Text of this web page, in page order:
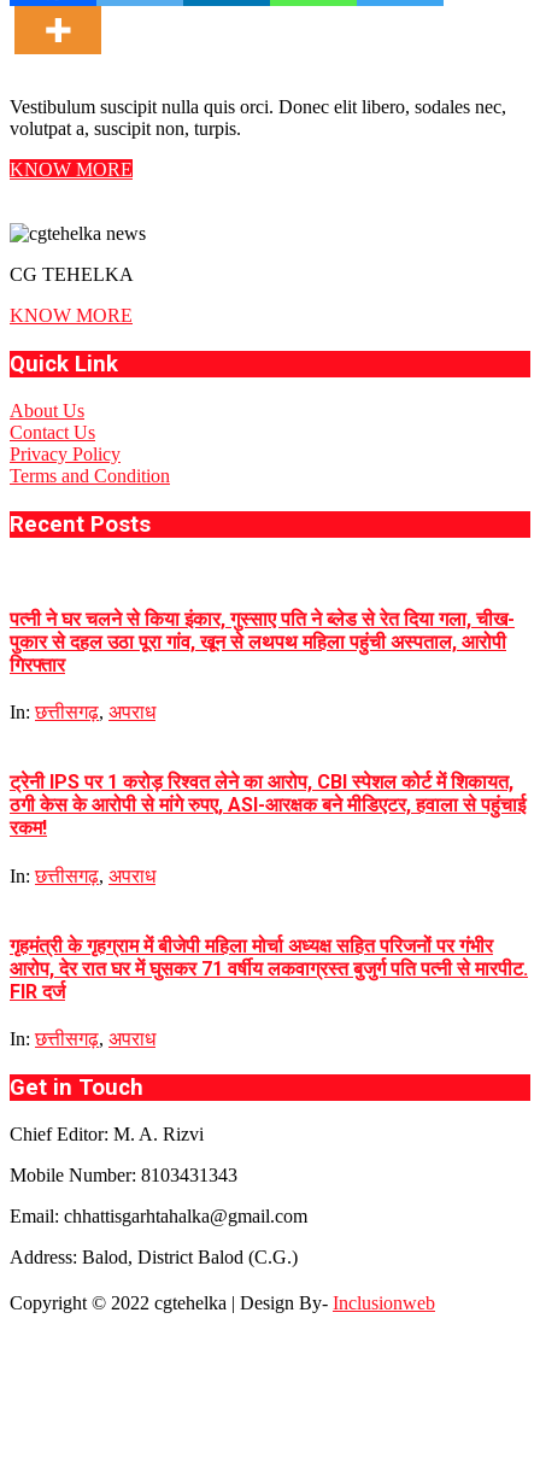
Vestibulum suscipit nulla quis orci. Donec elit libero, sodales nec,
volutpat a, suscipit non, turpis.
KNOW MORE
CG TEHELKA
KNOW MORE
Quick Link
About Us
Contact Us
Privacy Policy
Terms and Condition
Recent Posts
पत्नी ने घर चलने से किया इंकार, गुस्साए पति ने ब्लेड से रेत दिया गला, चीख-
पुकार से दहल उठा पूरा गांव, खून से लथपथ महिला पहुंची अस्पताल, आरोपी
गिरफ्तार
In: छत्तीसगढ़, अपराध
ट्रेनी IPS पर 1 करोड़ रिश्वत लेने का आरोप, CBI स्पेशल कोर्ट में शिकायत,
ठगी केस के आरोपी से मांगे रुपए, ASI-आरक्षक बने मीडिएटर, हवाला से पहुंचाई
रकम!
In: छत्तीसगढ़, अपराध
गृहमंत्री के गृहग्राम में बीजेपी महिला मोर्चा अध्यक्ष सहित परिजनों पर गंभीर
आरोप, देर रात घर में घुसकर 71 वर्षीय लकवाग्रस्त बुजुर्ग पति पत्नी से मारपीट.
FIR दर्ज
In: छत्तीसगढ़, अपराध
Get in Touch
Chief Editor: M. A. Rizvi
Mobile Number: 8103431343
Email: chhattisgarhtahalka@gmail.com
Address: Balod, District Balod (C.G.)
Copyright © 2022 cgtehelka | Design By- Inclusionweb